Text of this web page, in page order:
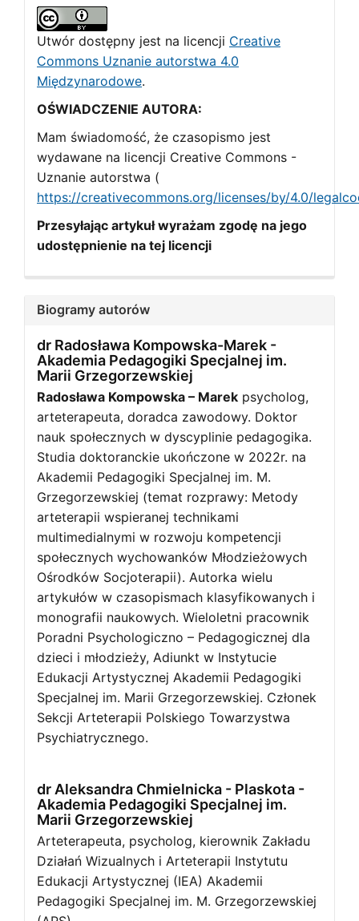
Utwór dostępny jest na licencji Creative
Commons Uznanie autorstwa 4.0
Międzynarodowe.
OŚWIADCZENIE AUTORA:
Mam świadomość, że czasopismo jest
wydawane na licencji Creative Commons -
Uznanie autorstwa (
https://creativecommons.org/licenses/by/4.0/
Przesyłając artykuł wyrażam zgodę na jego
udostępnienie na tej licencji
Biogramy autorów
dr Radosława Kompowska-Marek -
Akademia Pedagogiki Specjalnej im.
Marii Grzegorzewskiej
Radosława Kompowska – Marek psycholog,
arteterapeuta, doradca zawodowy. Doktor
nauk społecznych w dyscyplinie pedagogika.
Studia doktoranckie ukończone w 2022r. na
Akademii Pedagogiki Specjalnej im. M.
Grzegorzewskiej (temat rozprawy: Metody
arteterapii wspieranej technikami
multimedialnymi w rozwoju kompetencji
społecznych wychowanków Młodzieżowych
Ośrodków Socjoterapii). Autorka wielu
artykułów w czasopismach klasyfikowanych i
monografii naukowych. Wieloletni pracownik
Poradni Psychologiczno – Pedagogicznej dla
dzieci i młodzieży, Adiunkt w Instytucie
Edukacji Artystycznej Akademii Pedagogiki
Specjalnej im. Marii Grzegorzewskiej. Członek
Sekcji Arteterapii Polskiego Towarzystwa
Psychiatrycznego.
dr Aleksandra Chmielnicka - Plaskota -
Akademia Pedagogiki Specjalnej im.
Marii Grzegorzewskiej
Arteterapeuta, psycholog, kierownik Zakładu
Działań Wizualnych i Arteterapii Instytutu
Edukacji Artystycznej (IEA) Akademii
Pedagogiki Specjalnej im. M. Grzegorzewskiej